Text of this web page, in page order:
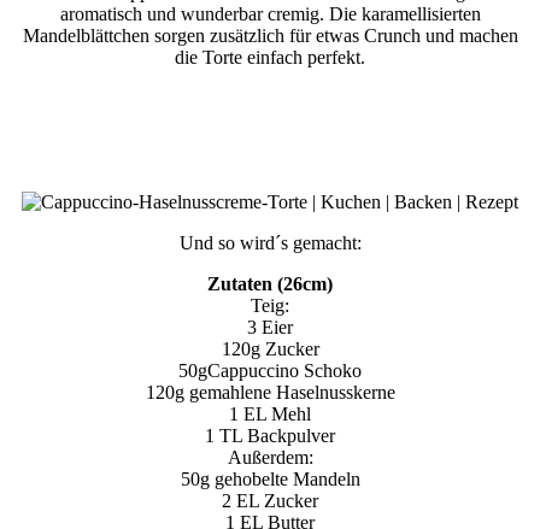
aromatisch und wunderbar cremig. Die karamellisierten
Mandelblättchen sorgen zusätzlich für etwas Crunch und machen
die Torte einfach perfekt.
Und so wird´s gemacht:
Zutaten (26cm)
Teig:
3 Eier
120g Zucker
50gCappuccino Schoko
120g gemahlene Haselnusskerne
1 EL Mehl
1 TL Backpulver
Außerdem:
50g gehobelte Mandeln
2 EL Zucker
1 EL Butter